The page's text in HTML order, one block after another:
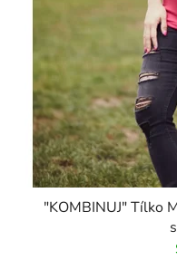
"KOMBINUJ" Tílko